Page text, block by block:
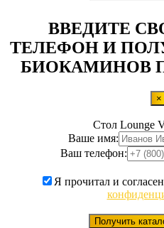
ВВЕДИТЕ
ТЕЛЕФОН И
БИОКАМИНОВ
×
Стол Lounge
Ваше имя:
Ваш телефон:
Я прочитал и
Получить